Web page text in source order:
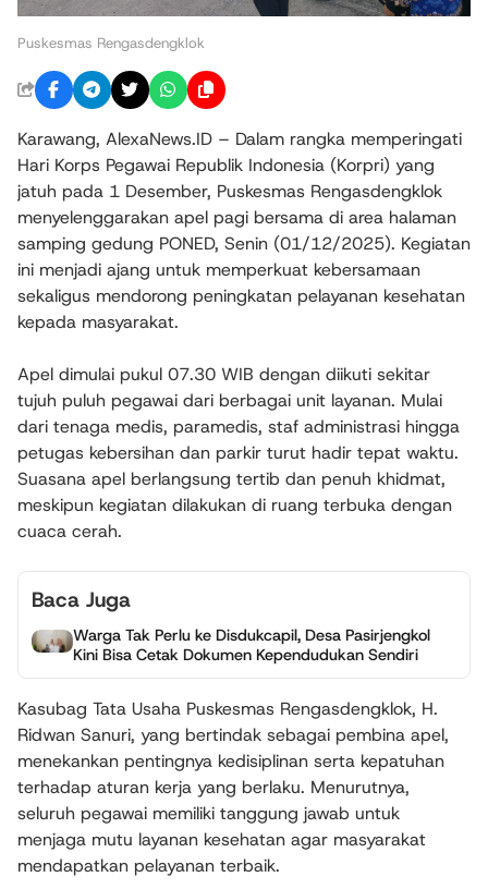
Puskesmas Rengasdengklok
Karawang, AlexaNews.ID – Dalam rangka memperingati
Hari Korps Pegawai Republik Indonesia (Korpri) yang
jatuh pada 1 Desember, Puskesmas Rengasdengklok
menyelenggarakan apel pagi bersama di area halaman
samping gedung PONED, Senin (01/12/2025). Kegiatan
ini menjadi ajang untuk memperkuat kebersamaan
sekaligus mendorong peningkatan pelayanan kesehatan
kepada masyarakat.
Apel dimulai pukul 07.30 WIB dengan diikuti sekitar
tujuh puluh pegawai dari berbagai unit layanan. Mulai
dari tenaga medis, paramedis, staf administrasi hingga
petugas kebersihan dan parkir turut hadir tepat waktu.
Suasana apel berlangsung tertib dan penuh khidmat,
meskipun kegiatan dilakukan di ruang terbuka dengan
cuaca cerah.
Baca Juga
Warga Tak Perlu ke Disdukcapil, Desa Pasirjengkol
Kini Bisa Cetak Dokumen Kependudukan Sendiri
Kasubag Tata Usaha Puskesmas Rengasdengklok, H.
Ridwan Sanuri, yang bertindak sebagai pembina apel,
menekankan pentingnya kedisiplinan serta kepatuhan
terhadap aturan kerja yang berlaku. Menurutnya,
seluruh pegawai memiliki tanggung jawab untuk
menjaga mutu layanan kesehatan agar masyarakat
mendapatkan pelayanan terbaik.